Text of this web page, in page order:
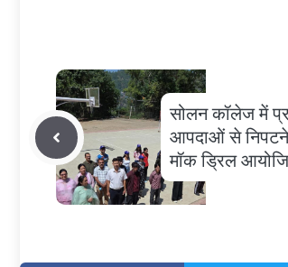
सोलन कॉलेज में
आपदाओं से
मॉक ड्रिल